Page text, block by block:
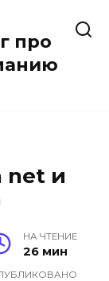
про
net и
НА ЧТЕНИЕ
26 мин